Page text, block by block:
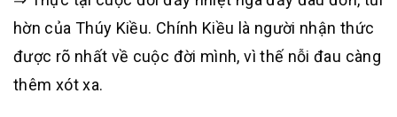
hờn của Thúy Kiều. Chính Kiều là người nhận thức
được rõ nhất về cuộc đời mình, vì thế nỗi đau càng
thêm xót xa.